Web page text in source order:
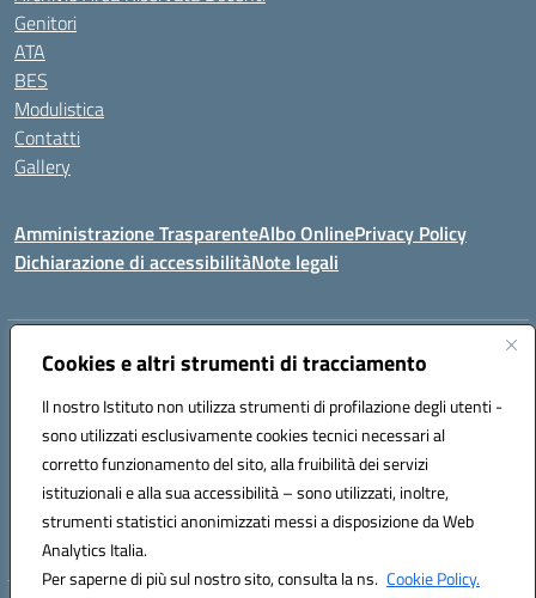
Cookies e altri strumenti di tracciamento
Il nostro Istituto non utilizza strumenti di profilazione degli utenti -
sono utilizzati esclusivamente cookies tecnici necessari al
corretto funzionamento del sito, alla fruibilità dei servizi
istituzionali e alla sua accessibilità – sono utilizzati, inoltre,
strumenti statistici anonimizzati messi a disposizione da Web
Analytics Italia.
Per saperne di più sul nostro sito, consulta la ns. Cookie Policy.
Genitori
ATA
BES
Modulistica
Contatti
Gallery
Amministrazione TrasparenteAlbo OnlinePrivacy Policy
Dichiarazione di accessibilitàNote legali
Indirizzo:Via Coniugi Crigna – Cap. 89861 – Tropea (VV)
Posta elettronica certificata (PEC):vvic82200d@pec.istruzione.it
Codice fiscale: 96012410799
Codice meccanografico:VVIC82200D
Codice Indice delle Pubbliche Amministrazioni (IPA): istsc_vvic82200d
Codice unico di fatturazione (CUF): UFUKAE